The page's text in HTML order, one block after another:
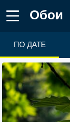
Обои
ПО ДАТЕ